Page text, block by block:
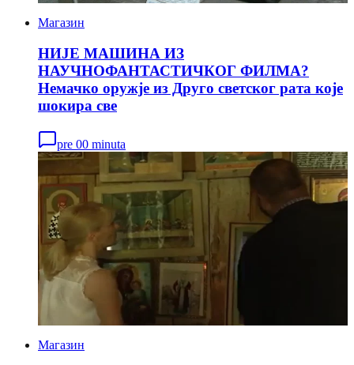
Магазин
НИЈЕ МАШИНА ИЗ
НАУЧНОФАНТАСТИЧКОГ ФИЛМА?
Немачко оружје из Друго светског рата које
шокира све
pre 00 minuta
Магазин